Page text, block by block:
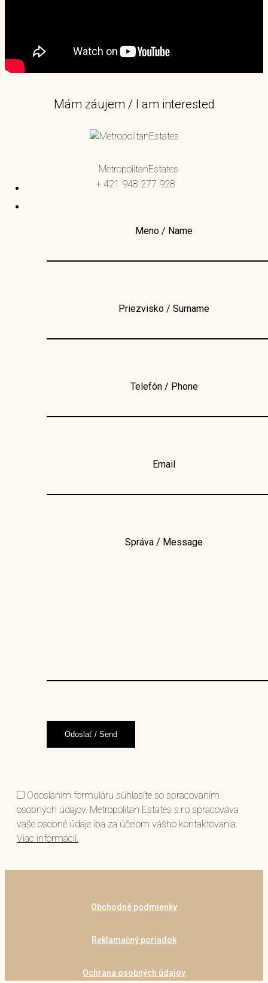
Mám záujem / I am interested
MetropolitanEstates
+ 421 948 277 928
Meno / Name
Priezvisko / Surname
Telefón / Phone
Email
Správa / Message
Odoslaním formuláru súhlasíte so spracovaním
osobných údajov. Metropolitan Estates s.r.o spracováva
vaše osobné údaje iba za účelom vášho kontaktovania.
Viac informácií.
Obchodné podmienky
Reklamačný poriadok
Ochrana osobných údajov